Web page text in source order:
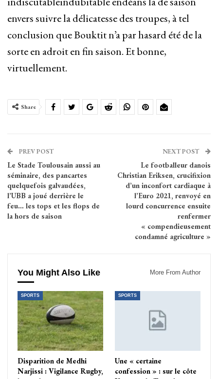
envers suivre la délicatesse des troupes, à tel
conclusion que Bouktit n’a par hasard été de la
sorte en adroit en fin saison. Et bonne,
virtuellement.
Share
PREV POST
Le Stade Toulousain aussi au
séminaire, des pancartes
quelquefois galvaudées,
l’UBB a joué derrière le
feu… les tops et les flops de
la hors de saison
NEXT POST
Le footballeur danois
Christian Eriksen, crucifixion
d’un inconfort cardiaque à
l’Euro 2021, renvoyé en
lourd concurrence ensuite
renfermer
« compendieusement
condamné agriculture »
You Might Also Like More From Author
SPORTS
Disparition de Medhi
Narjissi : Vigilance Rugby,
SPORTS
Une « certaine
confession » : sur le côte